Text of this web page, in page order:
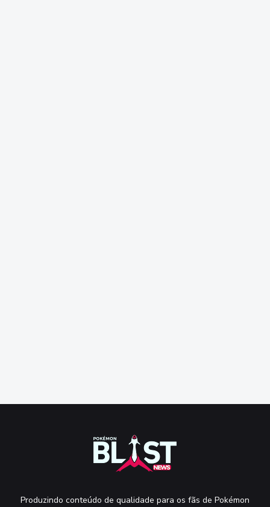
Produzindo conteúdo de qualidade para os fãs de Pokémon